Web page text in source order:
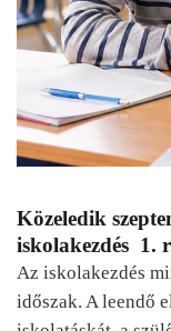
Közeledik
iskolakezdés 1.
Az iskolakezdés
időszak. A leendő